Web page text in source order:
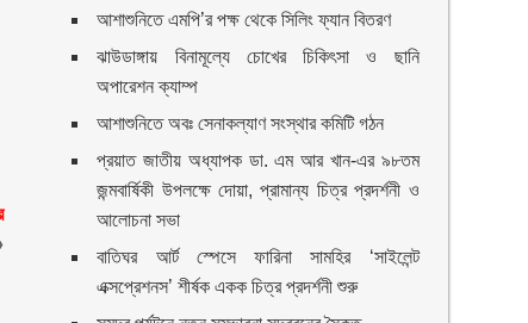
আশাশুনিতে এমপি’র পক্ষ থেকে সিলিং ফ্যান বিতরণ
ঝাউডাঙ্গায় বিনামূল্যে চোখের চিকিৎসা ও ছানি
অপারেশন ক্যাম্প
আশাশুনিতে অবঃ সেনাকল্যাণ সংস্থার কমিটি গঠন
প্রয়াত জাতীয় অধ্যাপক ডা. এম আর খান-এর ৯৮তম
জন্মবার্ষিকী উপলক্ষে দোয়া, প্রামান্য চিত্র প্রদর্শনী ও
আলোচনা সভা
বাতিঘর আর্ট স্পেসে ফারিনা সামহির ‘সাইলেন্ট
এক্সপ্রেশনস’ শীর্ষক একক চিত্র প্রদর্শনী শুরু